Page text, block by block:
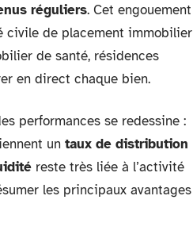
réguliers. Cet engouement
civile de placement immobilier
de santé, résidences
en direct chaque bien.
performances se redessine :
un taux de distribution
reste très liée à l’activité
les principaux avantages